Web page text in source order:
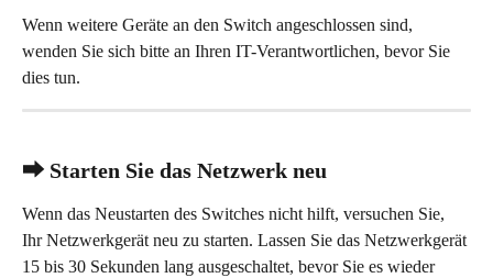
Wenn weitere Geräte an den Switch angeschlossen sind,
wenden Sie sich bitte an Ihren IT-Verantwortlichen, bevor Sie
dies tun.
⮕ Starten Sie das Netzwerk neu
Wenn das Neustarten des Switches nicht hilft, versuchen Sie,
Ihr Netzwerkgerät neu zu starten. Lassen Sie das Netzwerkgerät
15 bis 30 Sekunden lang ausgeschaltet, bevor Sie es wieder